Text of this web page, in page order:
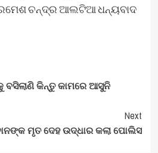
ଚନ୍ଦ୍ର ଆଲଟିଆ ଧନ୍ୟବାଦ
ବସିଲାଣି କିନ୍ତୁ କାମରେ ଆସୁନି
Next
ମୃତ ଦେହ ଉଦ୍ଧାର କଲା ପୋଲିସ